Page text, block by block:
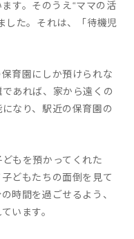
す。そのうえ“ママの活
した。それは、「待機児
育園にしか預けられな
あれば、家から遠くの
なり、駅近の保育園の
もを預かってくれた
どもたちの面倒を見て
時間を過ごせるよう、
います。